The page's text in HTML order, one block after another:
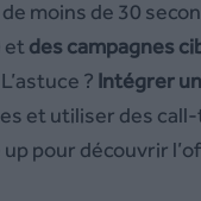
moins de 30
et des campagnes
? Intégrer
et utiliser des
up pour découvrir